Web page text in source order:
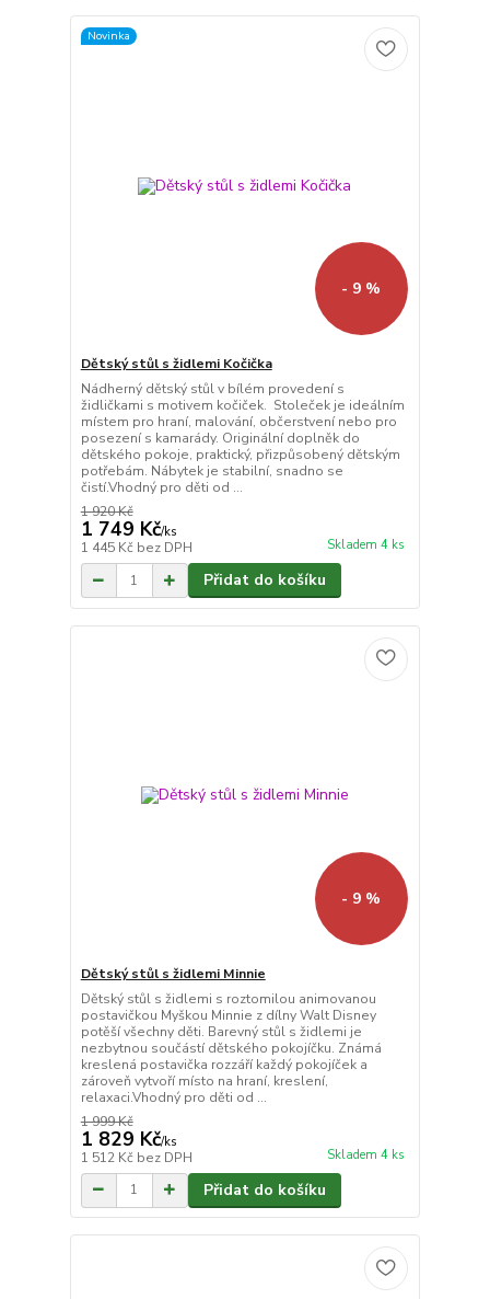
Novinka
- 9 %
Dětský stůl s židlemi Kočička
Nádherný dětský stůl v bílém provedení s
židličkami s motivem kočiček. Stoleček je ideálním
místem pro hraní, malování, občerstvení nebo pro
posezení s kamarády. Originální doplněk do
dětského pokoje, praktický, přizpůsobený dětským
potřebám. Nábytek je stabilní, snadno se
čistí.Vhodný pro děti od ...
1 920 Kč
1 749 Kč/ks
1 445 Kč bez DPH Skladem 4 ks
Přidat do košíku
- 9 %
Dětský stůl s židlemi Minnie
Dětský stůl s židlemi s roztomilou animovanou
postavičkou Myškou Minnie z dílny Walt Disney
potěší všechny děti. Barevný stůl s židlemi je
nezbytnou součástí dětského pokojíčku. Známá
kreslená postavička rozzáří každý pokojíček a
zároveň vytvoří místo na hraní, kreslení,
relaxaci.Vhodný pro děti od ...
1 999 Kč
1 829 Kč/ks
1 512 Kč bez DPH Skladem 4 ks
Přidat do košíku